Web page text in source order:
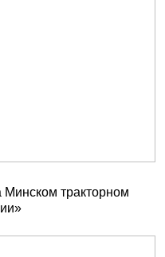
Минском тракторном